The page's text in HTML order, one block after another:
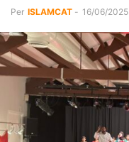
Per ISLAMCAT - 16/06/2025